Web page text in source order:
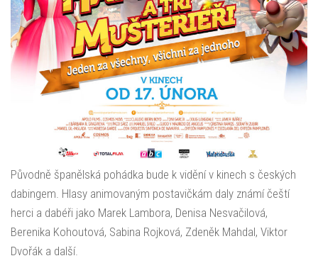
Původně španělská pohádka bude k vidění v kinech s českých
dabingem. Hlasy animovaným postavičkám daly známí čeští
herci a dabéři jako Marek Lambora, Denisa Nesvačilová,
Berenika Kohoutová, Sabina Rojková, Zdeněk Mahdal, Viktor
Dvořák a další.